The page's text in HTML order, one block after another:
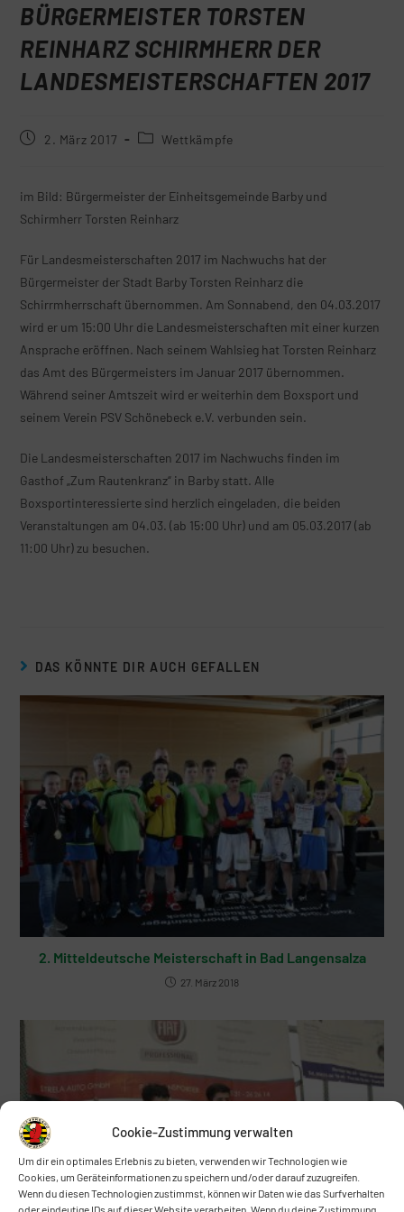
Cookie-Zustimmung verwalten
Um dir ein optimales Erlebnis zu bieten, verwenden wir Technologien wie
Cookies, um Geräteinformationen zu speichern und/oder darauf zuzugreifen.
Wenn du diesen Technologien zustimmst, können wir Daten wie das Surfverhalten
oder eindeutige IDs auf dieser Website verarbeiten. Wenn du deine Zustimmung
BÜRGERMEISTER TORSTEN
REINHARZ SCHIRMHERR DER
LANDESMEISTERSCHAFTEN 2017
2. März 2017 Wettkämpfe
im Bild: Bürgermeister der Einheitsgemeinde Barby und
Schirmherr Torsten Reinharz
Für Landesmeisterschaften 2017 im Nachwuchs hat der
Bürgermeister der Stadt Barby Torsten Reinharz die
Schirrmherrschaft übernommen. Am Sonnabend, den 04.03.2017
wird er um 15:00 Uhr die Landesmeisterschaften mit einer kurzen
Ansprache eröffnen. Nach seinem Wahlsieg hat Torsten Reinharz
das Amt des Bürgermeisters im Januar 2017 übernommen.
Während seiner Amtszeit wird er weiterhin dem Boxsport und
seinem Verein PSV Schönebeck e.V. verbunden sein.
Die Landesmeisterschaften 2017 im Nachwuchs finden im
Gasthof „Zum Rautenkranz“ in Barby statt. Alle
Boxsportinteressierte sind herzlich eingeladen, die beiden
Veranstaltungen am 04.03. (ab 15:00 Uhr) und am 05.03.2017 (ab
11:00 Uhr) zu besuchen.
DAS KÖNNTE DIR AUCH GEFALLEN
2. Mitteldeutsche Meisterschaft in Bad Langensalza
27. März 2018